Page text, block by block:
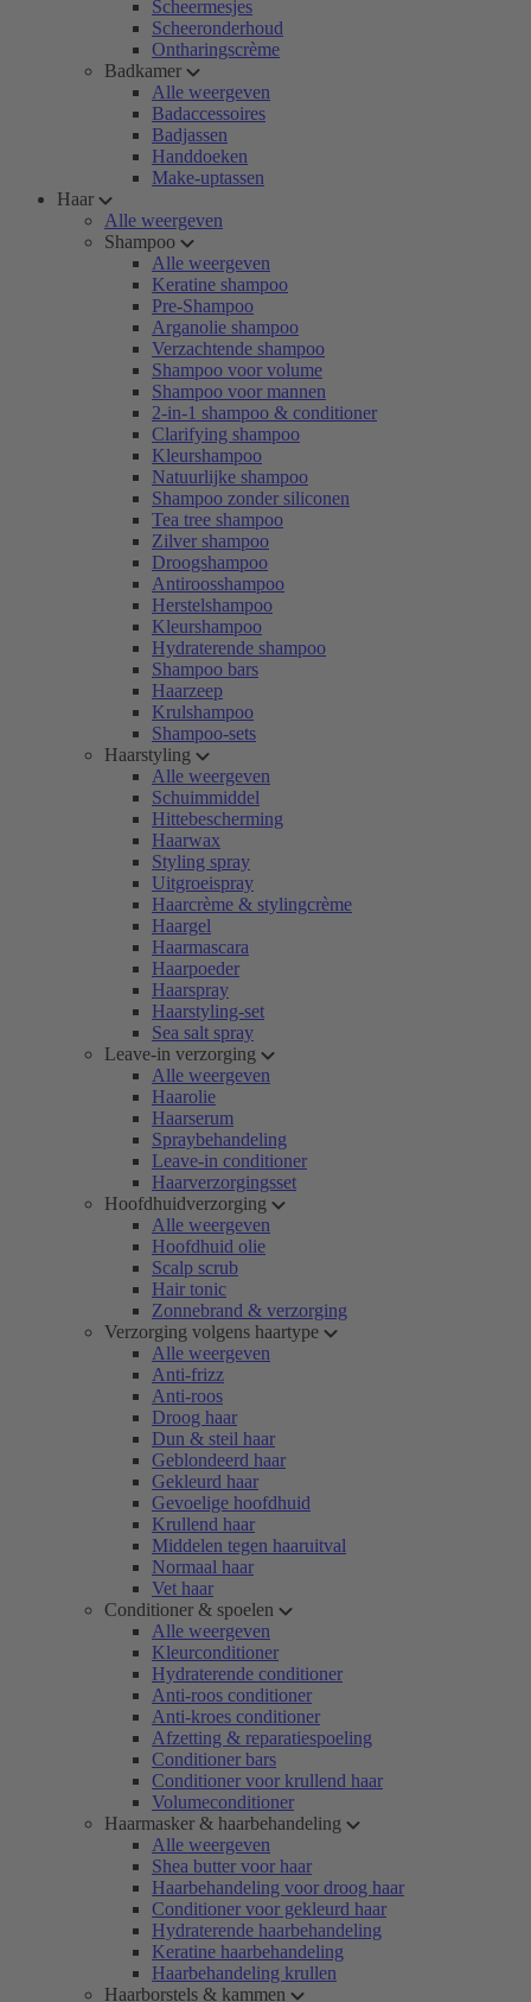
Scheermesjes
Scheeronderhoud
Ontharingscrème
Badkamer
Alle weergeven
Badaccessoires
Badjassen
Handdoeken
Make-uptassen
Haar
Alle weergeven
Shampoo
Alle weergeven
Keratine shampoo
Pre-Shampoo
Arganolie shampoo
Verzachtende shampoo
Shampoo voor volume
Shampoo voor mannen
2-in-1 shampoo & conditioner
Clarifying shampoo
Kleurshampoo
Natuurlijke shampoo
Shampoo zonder siliconen
Tea tree shampoo
Zilver shampoo
Droogshampoo
Antiroosshampoo
Herstelshampoo
Kleurshampoo
Hydraterende shampoo
Shampoo bars
Haarzeep
Krulshampoo
Shampoo-sets
Haarstyling
Alle weergeven
Schuimmiddel
Hittebescherming
Haarwax
Styling spray
Uitgroeispray
Haarcrème & stylingcrème
Haargel
Haarmascara
Haarpoeder
Haarspray
Haarstyling-set
Sea salt spray
Leave-in verzorging
Alle weergeven
Haarolie
Haarserum
Spraybehandeling
Leave-in conditioner
Haarverzorgingsset
Hoofdhuidverzorging
Alle weergeven
Hoofdhuid olie
Scalp scrub
Hair tonic
Zonnebrand & verzorging
Verzorging volgens haartype
Alle weergeven
Anti-frizz
Anti-roos
Droog haar
Dun & steil haar
Geblondeerd haar
Gekleurd haar
Gevoelige hoofdhuid
Krullend haar
Middelen tegen haaruitval
Normaal haar
Vet haar
Conditioner & spoelen
Alle weergeven
Kleurconditioner
Hydraterende conditioner
Anti-roos conditioner
Anti-kroes conditioner
Afzetting & reparatiespoeling
Conditioner bars
Conditioner voor krullend haar
Volumeconditioner
Haarmasker & haarbehandeling
Alle weergeven
Shea butter voor haar
Haarbehandeling voor droog haar
Conditioner voor gekleurd haar
Hydraterende haarbehandeling
Keratine haarbehandeling
Haarbehandeling krullen
Haarborstels & kammen